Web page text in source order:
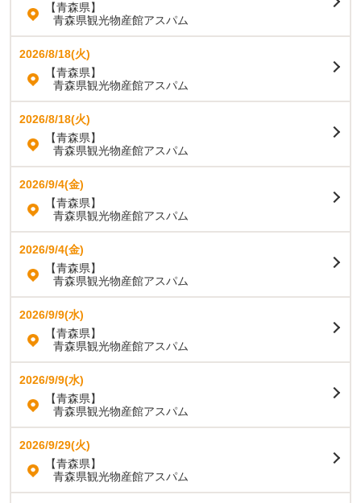
【青森県】
青森県観光物産館アスパム
2026/8/18(火)
【青森県】
青森県観光物産館アスパム
2026/8/18(火)
【青森県】
青森県観光物産館アスパム
2026/9/4(金)
【青森県】
青森県観光物産館アスパム
2026/9/4(金)
【青森県】
青森県観光物産館アスパム
2026/9/9(水)
【青森県】
青森県観光物産館アスパム
2026/9/9(水)
【青森県】
青森県観光物産館アスパム
2026/9/29(火)
【青森県】
青森県観光物産館アスパム